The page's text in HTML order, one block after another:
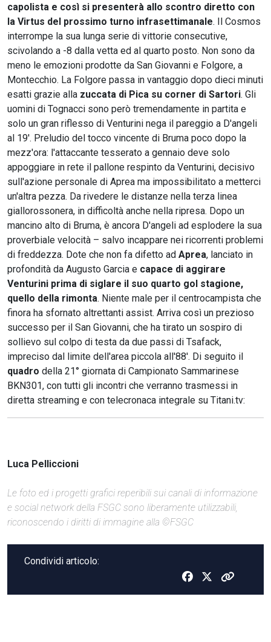
capolista e così si presenterà allo scontro diretto con
la Virtus del prossimo turno infrasettimanale. Il Cosmos
interrompe la sua lunga serie di vittorie consecutive,
scivolando a -8 dalla vetta ed al quarto posto. Non sono da
meno le emozioni prodotte da San Giovanni e Folgore, a
Montecchio. La Folgore passa in vantaggio dopo dieci minuti
esatti grazie alla zuccata di Pica su corner di Sartori. Gli
uomini di Tognacci sono però tremendamente in partita e
solo un gran riflesso di Venturini nega il pareggio a D'angeli
al 19'. Preludio del tocco vincente di Bruma poco dopo la
mezz'ora: l'attaccante tesserato a gennaio deve solo
appoggiare in rete il pallone respinto da Venturini, decisivo
sull'azione personale di Aprea ma impossibilitato a metterci
un'altra pezza. Da rivedere le distanze nella terza linea
giallorossonera, in difficoltà anche nella ripresa. Dopo un
mancino alto di Bruma, è ancora D'angeli ad esplodere la sua
proverbiale velocità – salvo incappare nei ricorrenti problemi
di freddezza. Dote che non fa difetto ad Aprea, lanciato in
profondità da Augusto Garcia e capace di aggirare
Venturini prima di siglare il suo quarto gol stagione,
quello della rimonta. Niente male per il centrocampista che
finora ha sfornato altrettanti assist. Arriva così un prezioso
successo per il San Giovanni, che ha tirato un sospiro di
sollievo sul colpo di testa da due passi di Tsafack,
impreciso dal limite dell'area piccola all'88'. Di seguito il
quadro della 21° giornata di Campionato Sammarinese
BKN301, con tutti gli incontri che verranno trasmessi in
diretta streaming e con telecronaca integrale su Titani.tv:
Luca Pelliccioni
Le foto ed i progetti grafici reperibili sui canali di informazione
e social network della FSGC sono liberamente utilizzabili,
riconoscendo i diritti di immagine alla ©FSGC
Condividi articolo: